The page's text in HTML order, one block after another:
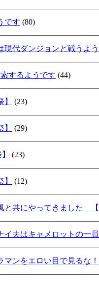
です (80)
現代ダンジョンと戦うよ
するようです (44)
(23)
(29)
(23)
(12)
と共にやってきました
イ夫はキャメロットの一
マンをエロい目で見るな